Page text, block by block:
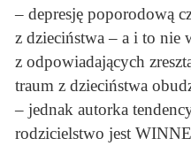
– depresję poporodową
z dzieciństwa – a i to nie
z odpowiadających
traum z dzieciństwa
– jednak autorka
rodzicielstwo jest